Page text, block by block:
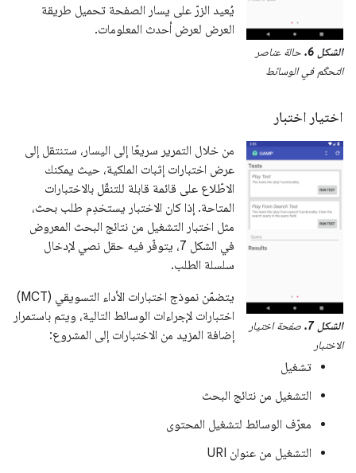
الشكل 6.
حالة عناصر
التحكّم في الوسائط
يُعيد الزرّ على يسار الصفحة تحميل طريقة
العرض لعرض أحدث المعلومات.
اختيار اختبار
الشكل 7.
صفحة اختيار
الاختبار
من خلال التمرير سريعًا إلى اليسار، ستنتقل إلى
عرض اختبارات إثبات الملكية، حيث يمكنك
الاطّلاع على قائمة قابلة للتنقّل بالاختبارات
المتاحة. إذا كان الاختبار يستخدِم طلب بحث،
مثل اختبار التشغيل من نتائج البحث المعروض
في الشكل 7، يتوفّر فيه حقل نصي لإدخال
سلسلة الطلب.
يتضمّن نموذج اختبارات الأداء التسويقي (MCT)
اختبارات لإجراءات الوسائط التالية، ويتم باستمرار
إضافة المزيد من الاختبارات إلى المشروع:
تشغيل
التشغيل من نتائج البحث
معرّف الوسائط لتشغيل المحتوى
التشغيل من عنوان URI